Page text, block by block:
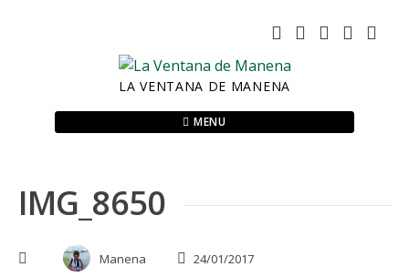
LA VENTANA DE MANENA
MENU
IMG_8650
Manena 24/01/2017